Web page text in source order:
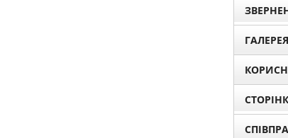
ГАЛЕРЕЯ